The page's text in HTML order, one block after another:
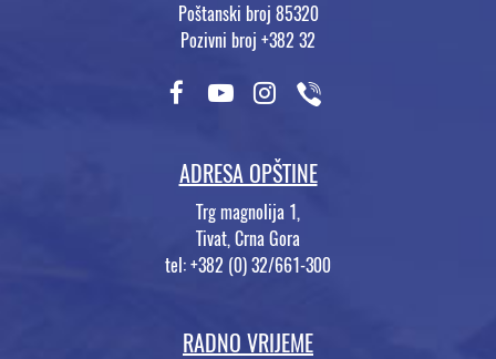
Poštanski broj 85320
Pozivni broj +382 32
ADRESA OPŠTINE
Trg magnolija 1,
Tivat, Crna Gora
tel: +382 (0) 32/661-300
RADNO VRIJEME